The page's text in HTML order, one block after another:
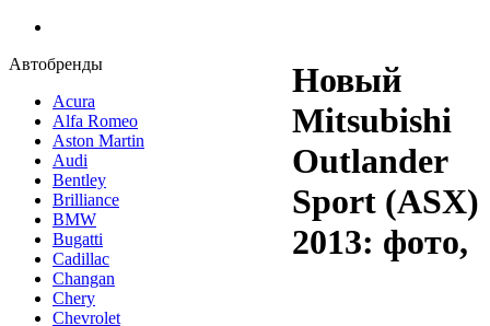
Автобренды
Acura
Alfa Romeo
Aston Martin
Audi
Bentley
Brilliance
BMW
Bugatti
Cadillac
Changan
Chery
Chevrolet
Новый
Mitsubishi
Outlander
Sport (ASX)
2013: фото,